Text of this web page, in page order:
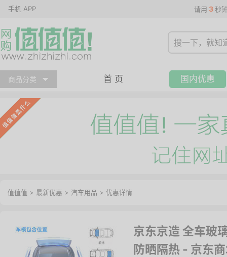
手机 APP 请用 3 秒
商品分类 首 页 国内优惠
值值值 > 最新优惠 > 汽车用品 > 优惠详情
京东京造 全车玻
防晒隔热 - 京东